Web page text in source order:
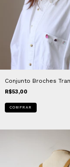
Conjunto Broches
R$53,00
COMPRAR